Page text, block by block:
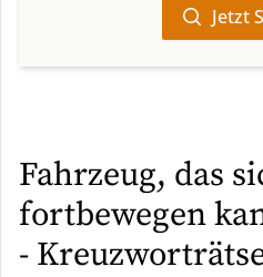
Jetzt
Fahrzeug, das
fortbewegen
-